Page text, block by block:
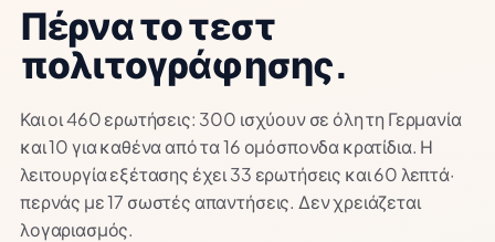
Πέρνα το τεστ
πολιτογράφησης.
Και οι 460 ερωτήσεις: 300 ισχύουν σε όλη τη Γερμανία
και 10 για καθένα από τα 16 ομόσπονδα κρατίδια. Η
λειτουργία εξέτασης έχει 33 ερωτήσεις και 60 λεπτά·
περνάς με 17 σωστές απαντήσεις. Δεν χρειάζεται
λογαριασμός.